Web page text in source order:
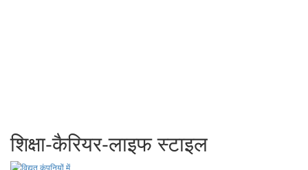
शिक्षा-कैरियर-लाइफ स्टाइल